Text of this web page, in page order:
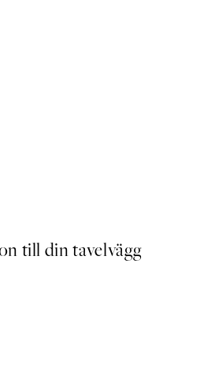
till din tavelvägg